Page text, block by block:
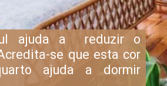
ajuda a reduzir o
se que esta cor
ajuda a dormir